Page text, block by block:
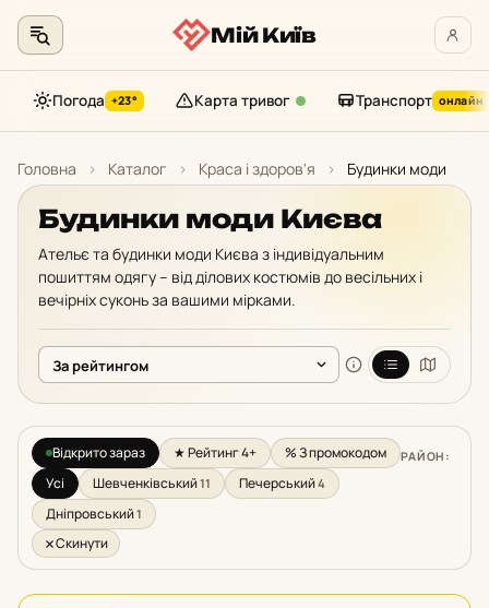
контенту
Мій Київ
Погода +23° Карта тривог Транспорт онлайн
Головна › Каталог › Краса і здоров'я › Будинки моди
Будинки моди Києва
Ательє та будинки моди Києва з індивідуальним
пошиттям одягу – від ділових костюмів до весільних і
вечірніх суконь за вашими мірками.
Відкрито зараз ★ Рейтинг 4+ % З промокодом РАЙОН:
Усі Шевченківський11 Печерський4
Дніпровський1
Скинути